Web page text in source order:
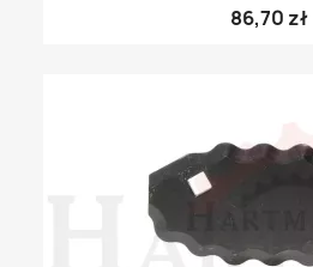
86,70 zł